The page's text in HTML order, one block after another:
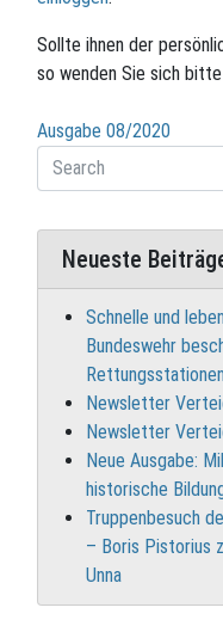
Sollte ihnen der
so wenden Sie sich
Beitragsnavigation
Ausgabe 08/2020
Neueste
Schnelle und
Bundeswehr
Rettungsstationen
Newsletter
Newsletter
Neue Ausgabe:
historische
Truppenbesuch
– Boris Pistorius
Unna